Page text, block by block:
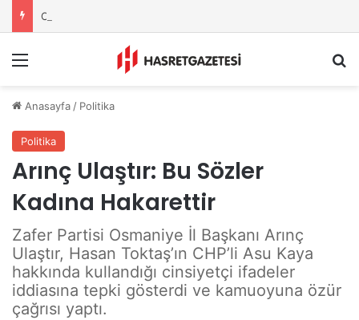
OKÜ’de Tanıtım ve Tercih Günleri Başladı
Anasayfa / Politika
Politika
Arınç Ulaştır: Bu Sözler
Kadına Hakarettir
Zafer Partisi Osmaniye İl Başkanı Arınç
Ulaştır, Hasan Toktaş’ın CHP’li Asu Kaya
hakkında kullandığı cinsiyetçi ifadeler
iddiasına tepki gösterdi ve kamuoyuna özür
çağrısı yaptı.